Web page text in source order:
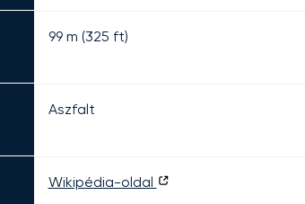
99 m (325 ft)
Aszfalt
Wikipédia-oldal